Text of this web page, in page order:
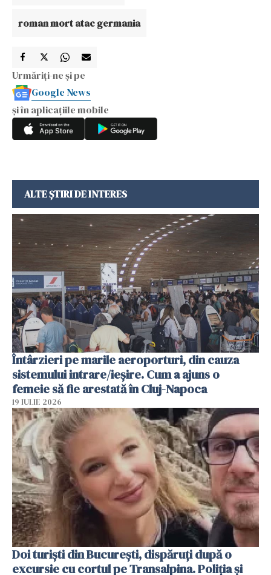
roman mort atac germania
Urmăriți-ne și pe
Google News
și în aplicațiile mobile
ALTE ȘTIRI DE INTERES
Întârzieri pe marile aeroporturi, din cauza
sistemului intrare/ieșire. Cum a ajuns o
femeie să fie arestată în Cluj-Napoca
19 IULIE 2026
Doi turiști din București, dispăruți după o
excursie cu cortul pe Transalpina. Poliția și